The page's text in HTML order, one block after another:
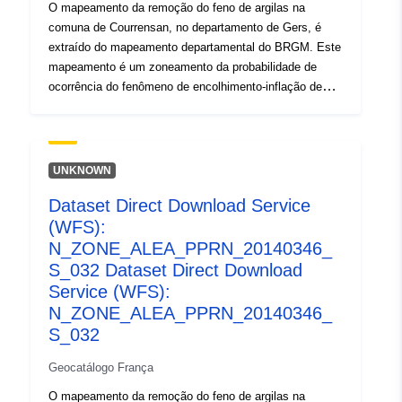
O mapeamento da remoção do feno de argilas na
comuna de Courrensan, no departamento de Gers, é
extraído do mapeamento departamental do BRGM. Este
mapeamento é um zoneamento da probabilidade de
ocorrência do fenômeno de encolhimento-inflação de
físicos pelo BRGM a partir dos mapas geológicos do
departamento, os quais foram interpretados tendo em
geológica: — a proporção de material argiloso dentro da
formação (análise ética); — a proporção de minerais
soprantes na fase de argila (composição mineralógica);
— o comportamento geotécnico do material. Para cada
uma das formações de argila identificadas, o nível de
perigo é, em última análise, o resultado do nível de
suscetibilidade assim obtido com a densidade de
inchaço sinistra, comunicada a 100 km² de superfície
real de afloramento urbanizado.
UNKNOWN
Dataset Direct Download Service
(WFS):
N_ZONE_ALEA_PPRN_20140346_
S_032 Dataset Direct Download
Service (WFS):
N_ZONE_ALEA_PPRN_20140346_
S_032
Geocatálogo França
O mapeamento da remoção do feno de argilas na